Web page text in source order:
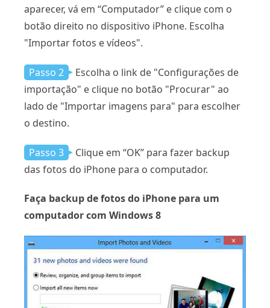
aparecer, vá em “Computador” e clique com o
botão direito no dispositivo iPhone. Escolha
"Importar fotos e vídeos".
Passo 2
Escolha o link de "Configurações de
importação" e clique no botão "Procurar" ao
lado de "Importar imagens para" para escolher
o destino.
Passo 3
Clique em “OK” para fazer backup
das fotos do iPhone para o computador.
Faça backup de fotos do iPhone para um
computador com Windows 8